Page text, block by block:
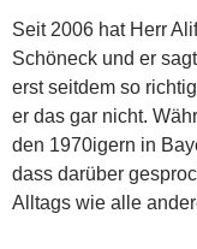
Seit 2006 hat Herr
Schöneck und er
erst seitdem so
er das gar nicht.
den 1970igern in
dass darüber
Alltags wie alle